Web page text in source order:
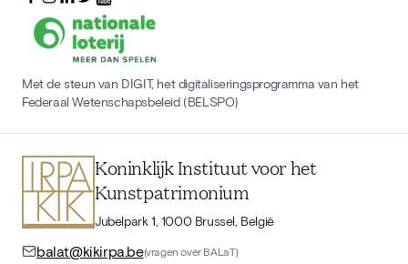
Met de steun van DIGIT, het digitaliseringsprogramma van het
Federaal Wetenschapsbeleid (BELSPO)
Koninklijk Instituut voor het
Kunstpatrimonium
Jubelpark 1, 1000 Brussel, België
balat@kikirpa.be(vragen over BALaT)